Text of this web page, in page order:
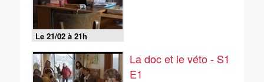
Le 21/02 à 21h
La doc et le véto - S1
E1